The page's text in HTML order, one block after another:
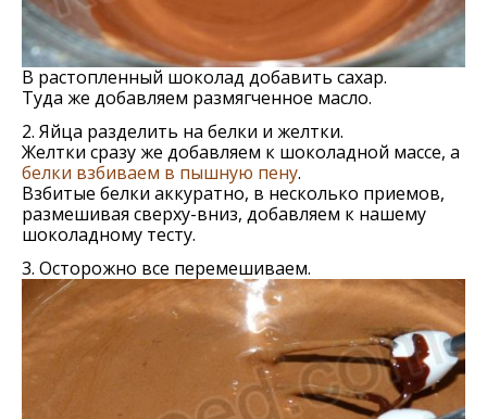
В растопленный шоколад добавить сахар.
Туда же добавляем размягченное масло.
2. Яйца разделить на белки и желтки.
Желтки сразу же добавляем к шоколадной массе, а
белки взбиваем в пышную пену.
Взбитые белки аккуратно, в несколько приемов,
размешивая сверху-вниз, добавляем к нашему
шоколадному тесту.
3. Осторожно все перемешиваем.